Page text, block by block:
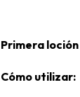
Primera loción
Cómo utilizar: